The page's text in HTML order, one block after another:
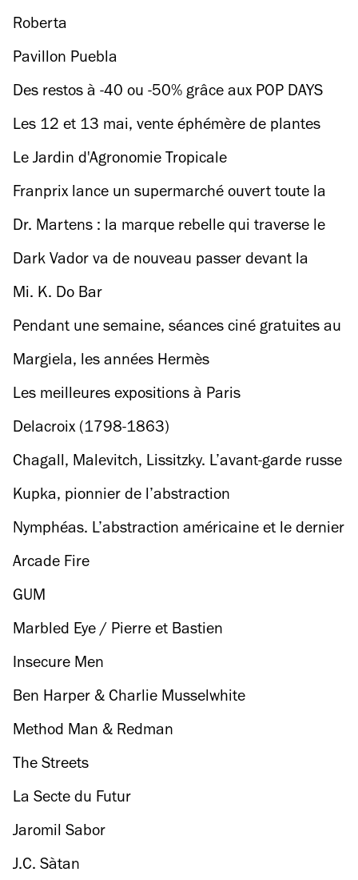
Roberta
Pavillon Puebla
Des restos à -40 ou -50% grâce aux POP DAYS
LaFourchette !
Les 12 et 13 mai, vente éphémère de plantes
aromatiques et potagères à partir de 2 €
Le Jardin d'Agronomie Tropicale
Franprix lance un supermarché ouvert toute la
nuit
Dr. Martens : la marque rebelle qui traverse le
temps depuis bientôt 60 ans
Dark Vador va de nouveau passer devant la
justice au Grand Rex
Mi. K. Do Bar
Pendant une semaine, séances ciné gratuites au
Max Linder !
Margiela, les années Hermès
Les meilleures expositions à Paris
Delacroix (1798-1863)
Chagall, Malevitch, Lissitzky. L’avant-garde russe
à Vitebsk (1918-1922)
Kupka, pionnier de l’abstraction
Nymphéas. L’abstraction américaine et le dernier
Monet
Arcade Fire
GUM
Marbled Eye / Pierre et Bastien
Insecure Men
Ben Harper & Charlie Musselwhite
Method Man & Redman
The Streets
La Secte du Futur
Jaromil Sabor
J.C. Sàtan